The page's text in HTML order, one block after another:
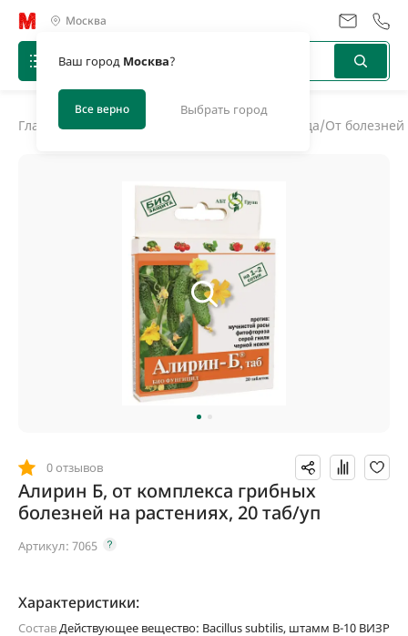
Москва
Ваш город Москва?
Все верно Выбрать город
Главная Средства защиты дома и сада/От
0 отзывов
Алирин Б, от комплекса грибных
болезней на растениях, 20 таб/уп
Артикул: 7065
Характеристики:
СоставДействующее вещество: Bacillus subtilis, штамм В-10 ВИЗР